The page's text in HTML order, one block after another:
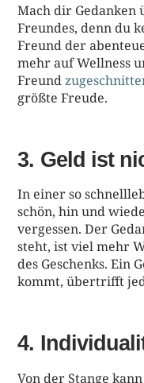
Mach dir Gedanken
Freundes, denn du
Freund der
mehr auf Wellness
Freund
größte Freude.
3. Geld ist
In einer so
schön, hin und
vergessen. Der
steht, ist viel mehr
des Geschenks. Ein
kommt, übertrifft
4.
Von der Stange